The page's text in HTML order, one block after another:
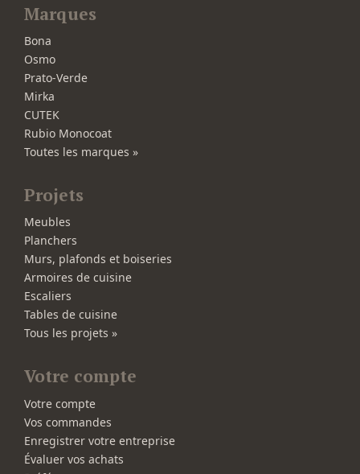
Marques
Bona
Osmo
Prato-Verde
Mirka
CUTEK
Rubio Monocoat
Toutes les marques »
Projets
Meubles
Planchers
Murs, plafonds et boiseries
Armoires de cuisine
Escaliers
Tables de cuisine
Tous les projets »
Votre compte
Votre compte
Vos commandes
Enregistrer votre entreprise
Évaluer vos achats